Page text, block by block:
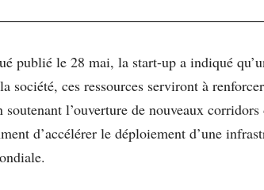
publié le 28 mai, la start-up a indiqué
société, ces ressources serviront à
soutenant l’ouverture de nouveaux
d’accélérer le déploiement d’une